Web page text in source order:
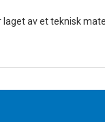
av et teknisk